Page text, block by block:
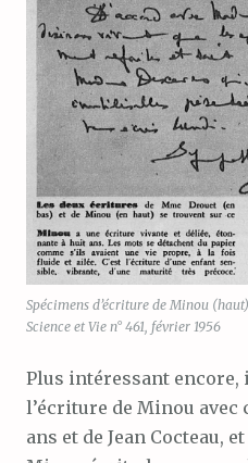
Spécimens d’écriture de Minou
Science et Vie n° 461, février 1956
Plus intéressant
l’écriture de Minou avec
ans et de Jean Cocteau,